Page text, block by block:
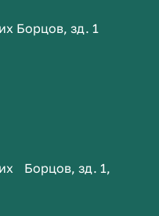
Борцов, зд. 1
Борцов, зд. 1,